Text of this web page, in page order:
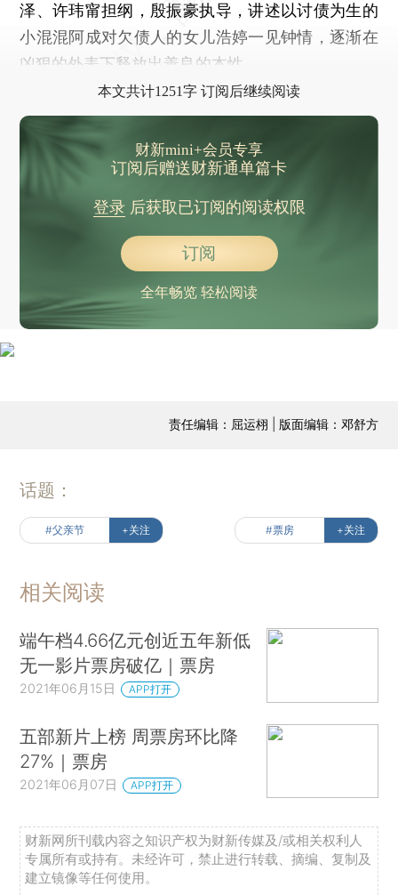
泽、许玮甯担纲，殷振豪执导，讲述以讨债为生的
小混混阿成对欠债人的女儿浩婷一见钟情，逐渐在
凶狠的外表下释放出善良的本性。
本文共计1251字 订阅后继续阅读
财新mini+会员专享
订阅后赠送财新通单篇卡
登录后获取已订阅的阅读权限
订阅
全年畅览 轻松阅读
责任编辑：屈运栩 | 版面编辑：邓舒方
话题：
#父亲节 +关注 #票房 +关注
相关阅读
端午档4.66亿元创近五年新低
无一影片票房破亿｜票房
2021年06月15日 APP打开
五部新片上榜 周票房环比降
27%｜票房
2021年06月07日 APP打开
财新网所刊载内容之知识产权为财新传媒及/或相关权利人
专属所有或持有。未经许可，禁止进行转载、摘编、复制及
建立镜像等任何使用。